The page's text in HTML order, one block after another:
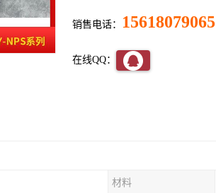
销售电话： 15618079065
在线QQ：
材料